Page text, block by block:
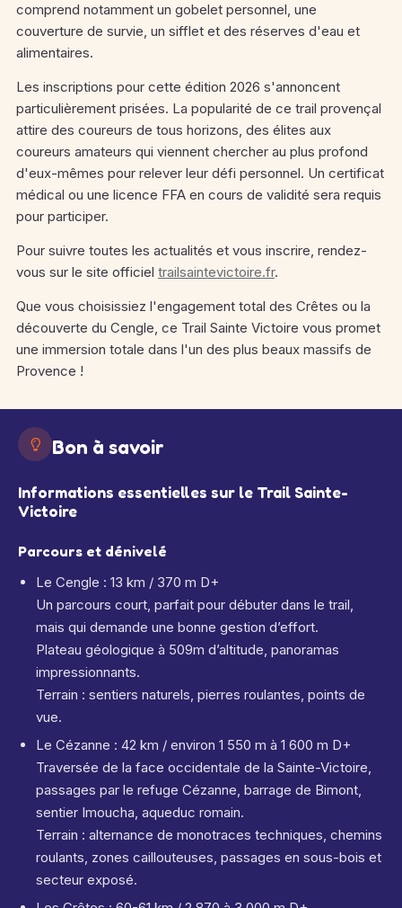
comprend notamment un gobelet personnel, une
couverture de survie, un sifflet et des réserves d'eau et
alimentaires.
Les inscriptions pour cette édition 2026 s'annoncent
particulièrement prisées. La popularité de ce trail provençal
attire des coureurs de tous horizons, des élites aux
coureurs amateurs qui viennent chercher au plus profond
d'eux-mêmes pour relever leur défi personnel. Un certificat
médical ou une licence FFA en cours de validité sera requis
pour participer.
Pour suivre toutes les actualités et vous inscrire, rendez-
vous sur le site officiel trailsaintevictoire.fr.
Que vous choisissiez l'engagement total des Crêtes ou la
découverte du Cengle, ce Trail Sainte Victoire vous promet
une immersion totale dans l'un des plus beaux massifs de
Provence !
Bon à savoir
Informations essentielles sur le Trail Sainte-
Victoire
Parcours et dénivelé
Le Cengle : 13 km / 370 m D+
Un parcours court, parfait pour débuter dans le trail,
mais qui demande une bonne gestion d’effort.
Plateau géologique à 509m d’altitude, panoramas
impressionnants.
Terrain : sentiers naturels, pierres roulantes, points de
vue.
Le Cézanne : 42 km / environ 1 550 m à 1 600 m D+
Traversée de la face occidentale de la Sainte-Victoire,
passages par le refuge Cézanne, barrage de Bimont,
sentier Imoucha, aqueduc romain.
Terrain : alternance de monotraces techniques, chemins
roulants, zones caillouteuses, passages en sous-bois et
secteur exposé.